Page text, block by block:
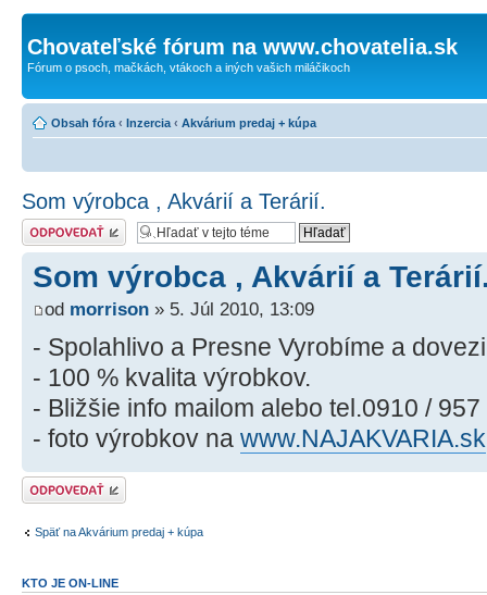
Chovateľské fórum na www.chovatelia.sk
Fórum o psoch, mačkách, vtákoch a iných vašich miláčikoch
Obsah fóra ‹ Inzercia ‹ Akvárium predaj + kúpa
Som výrobca , Akvárií a Terárií.
Odoslať odpoveď
Som výrobca , Akvárií a
od morrison » 5. Júl 2010, 13:09
- Spolahlivo a Presne Vyrobíme a
- 100 % kvalita výrobkov.
- Bližšie info mailom alebo tel.0910 / 957
- foto výrobkov na www.NAJAKVARIA.sk
Odoslať odpoveď
Späť na Akvárium predaj + kúpa
KTO JE ON-LINE